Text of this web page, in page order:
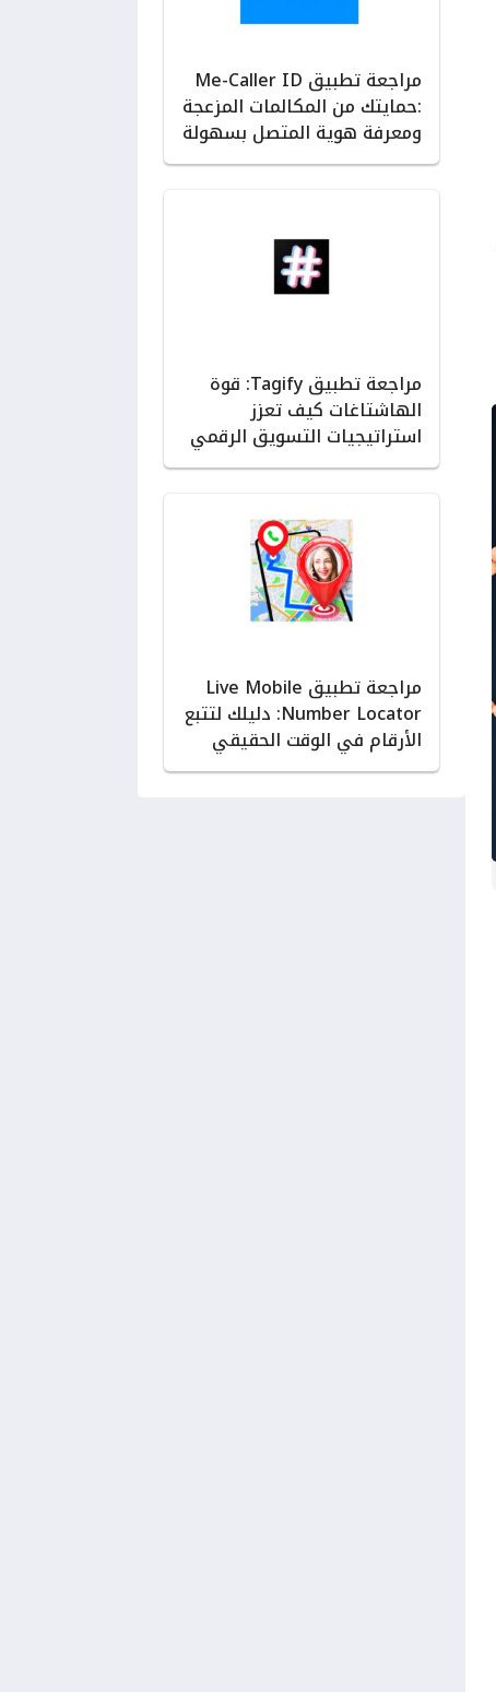
مراجعة تطبيق Me-Caller ID
:حمايتك من المكالمات المزعجة
ومعرفة هوية المتصل بسهولة
مراجعة تطبيق Tagify: قوة
الهاشتاغات كيف تعزز
استراتيجيات التسويق الرقمي
مراجعة تطبيق Live Mobile
Number Locator: دليلك لتتبع
الأرقام في الوقت الحقيقي